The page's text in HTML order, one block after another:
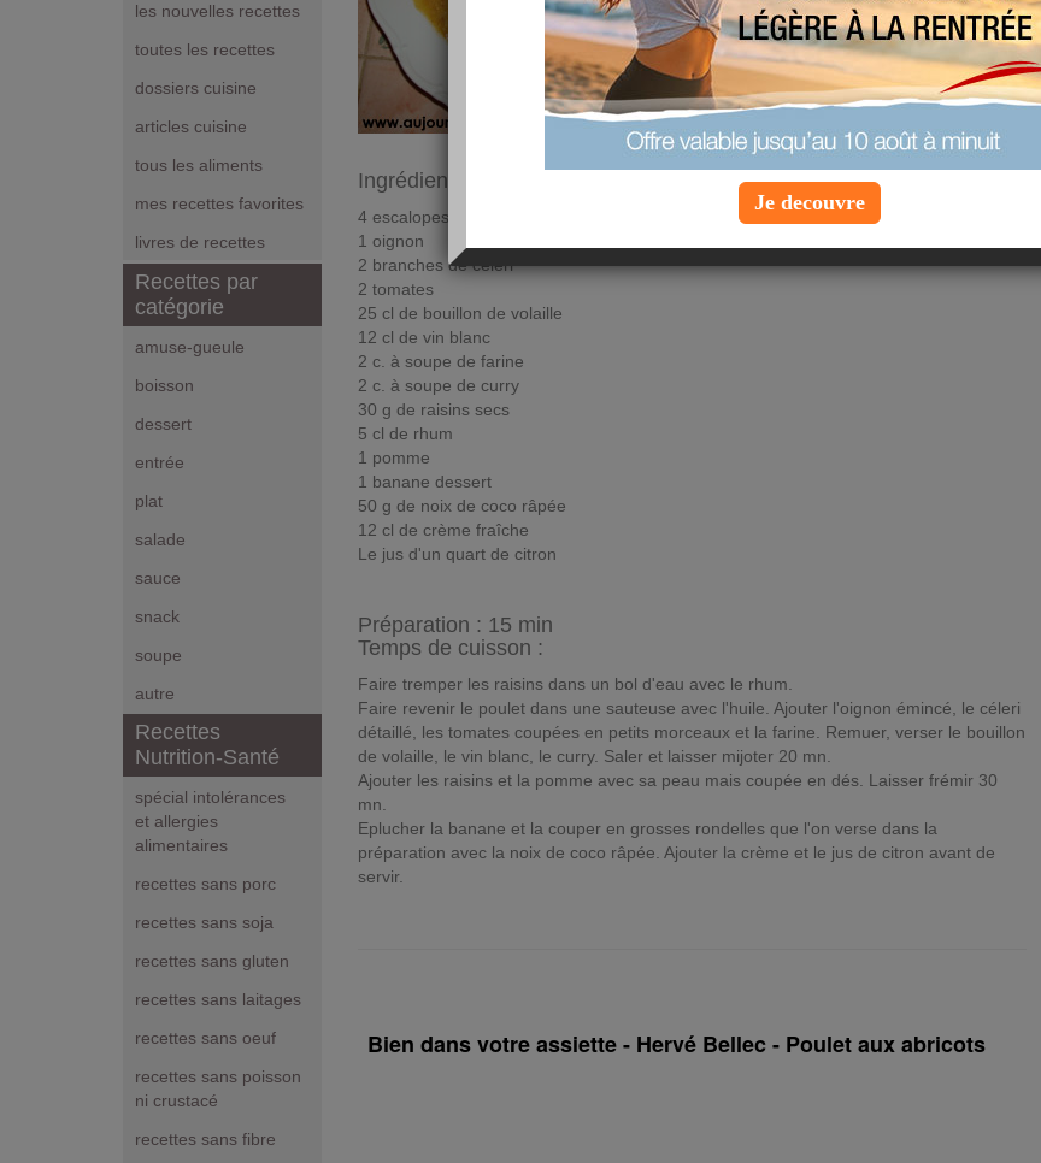
les nouvelles recettes
toutes les recettes
dossiers cuisine
articles cuisine
tous les aliments
mes recettes favorites
livres de recettes
Recettes par
catégorie
amuse-gueule
boisson
dessert
entrée
plat
salade
sauce
snack
soupe
autre
Recettes
Nutrition-Santé
spécial intolérances
et allergies
alimentaires
recettes sans porc
recettes sans soja
recettes sans gluten
recettes sans laitages
recettes sans oeuf
recettes sans poisson
ni crustacé
recettes sans fibre
imprimer la fiche recette
ajouter à mes favoris
proposer une recette
Ingrédients pour 4 personnes
4 escalopes de poulets
1 oignon
2 branches de céleri
2 tomates
25 cl de bouillon de volaille
12 cl de vin blanc
2 c. à soupe de farine
2 c. à soupe de curry
30 g de raisins secs
5 cl de rhum
1 pomme
1 banane dessert
50 g de noix de coco râpée
12 cl de crème fraîche
Le jus d'un quart de citron
Préparation : 15 min
Temps de cuisson :
Faire tremper les raisins dans un bol d'eau avec le rhum.
Faire revenir le poulet dans une sauteuse avec l'huile. Ajouter l'oignon émincé, le céleri
détaillé, les tomates coupées en petits morceaux et la farine. Remuer, verser le bouillon
de volaille, le vin blanc, le curry. Saler et laisser mijoter 20 mn.
Ajouter les raisins et la pomme avec sa peau mais coupée en dés. Laisser frémir 30
mn.
Eplucher la banane et la couper en grosses rondelles que l'on verse dans la
préparation avec la noix de coco râpée. Ajouter la crème et le jus de citron avant de
servir.
Bien dans votre assiette - Hervé Bellec - Poulet aux abricots
Je decouvre